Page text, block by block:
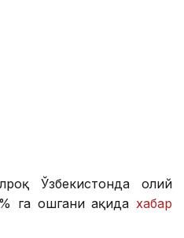
Ўзбекистонда олий
га ошгани ҳақида хабар